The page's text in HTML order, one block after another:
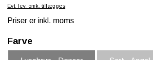
Evt. lev. omk. tillægges
Priser er inkl. moms
Farve